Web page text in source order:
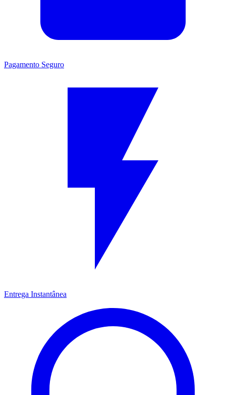
Pagamento Seguro
Entrega Instantânea